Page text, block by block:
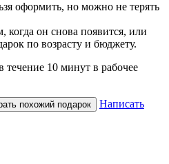
оформить, но можно не терять
когда он снова появится, или
по возрасту и бюджету.
10 минут в рабочее
похожий подарок
Написать